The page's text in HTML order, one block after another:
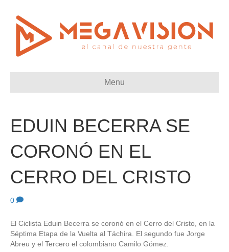
Menu
EDUIN BECERRA SE
CORONÓ EN EL
CERRO DEL CRISTO
0
El Ciclista Eduin Becerra se coronó en el Cerro del Cristo, en la
Séptima Etapa de la Vuelta al Táchira. El segundo fue Jorge
Abreu y el Tercero el colombiano Camilo Gómez.